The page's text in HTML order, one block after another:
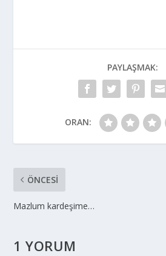
PAYLAŞMAK:
ORAN:
ÖNCESI
Mazlum kardeşime…
1 YORUM